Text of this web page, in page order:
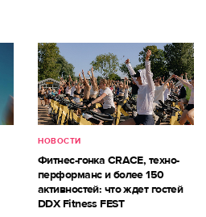
НОВОСТИ
Фитнес-гонка CRACE, техно-
перформанс и более 150
активностей: что ждет гостей
DDX Fitness FEST